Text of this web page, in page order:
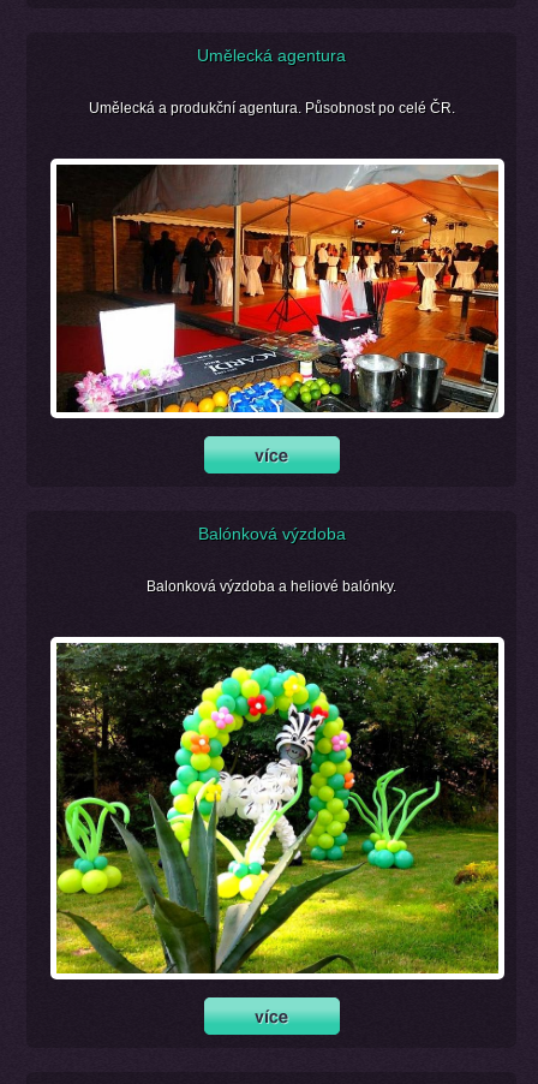
Umělecká agentura
Umělecká a produkční agentura. Působnost po celé ČR.
Balónková výzdoba
Balonková výzdoba a heliové balónky.